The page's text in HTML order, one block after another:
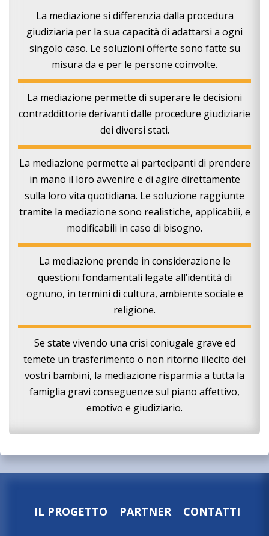
La mediazione si differenzia dalla procedura
giudiziaria per la sua capacità di adattarsi a ogni
singolo caso. Le soluzioni offerte sono fatte su
misura da e per le persone coinvolte.
La mediazione permette di superare le decisioni
contraddittorie derivanti dalle procedure giudiziarie
dei diversi stati.
La mediazione permette ai partecipanti di prendere
in mano il loro avvenire e di agire direttamente
sulla loro vita quotidiana. Le soluzione raggiunte
tramite la mediazione sono realistiche, applicabili, e
modificabili in caso di bisogno.
La mediazione prende in considerazione le
questioni fondamentali legate all’identità di
ognuno, in termini di cultura, ambiente sociale e
religione.
Se state vivendo una crisi coniugale grave ed
temete un trasferimento o non ritorno illecito dei
vostri bambini, la mediazione risparmia a tutta la
famiglia gravi conseguenze sul piano affettivo,
emotivo e giudiziario.
IL PROGETTO PARTNER CONTATTI